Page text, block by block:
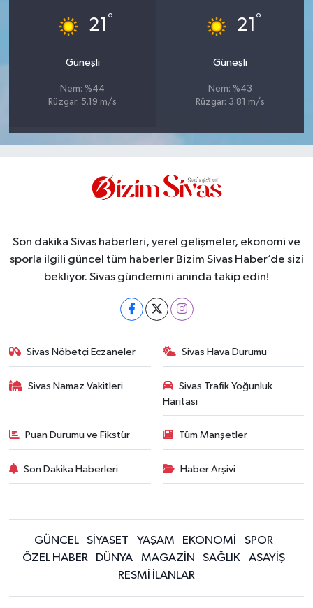
21 °
Güneşli
Nem: %44
Rüzgar: 5.19 m/s
21 °
Güneşli
Nem: %43
Rüzgar: 3.81 m/s
Son dakika Sivas haberleri, yerel gelişmeler, ekonomi ve
sporla ilgili güncel tüm haberler Bizim Sivas Haber’de sizi
bekliyor. Sivas gündemini anında takip edin!
Sivas Nöbetçi Eczaneler Sivas Hava Durumu
Sivas Namaz Vakitleri
Sivas Trafik Yoğunluk
Haritası
Puan Durumu ve Fikstür Tüm Manşetler
Son Dakika Haberleri Haber Arşivi
GÜNCEL SİYASET YAŞAM EKONOMİ
SPOR
ÖZEL HABER
DÜNYA MAGAZİN SAĞLIK
ASAYİŞ
RESMİ İLANLAR